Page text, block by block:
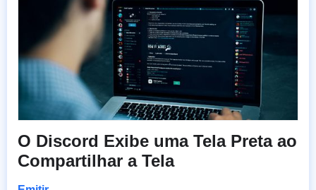
O Discord Exibe uma Tela Preta ao
Compartilhar a Tela